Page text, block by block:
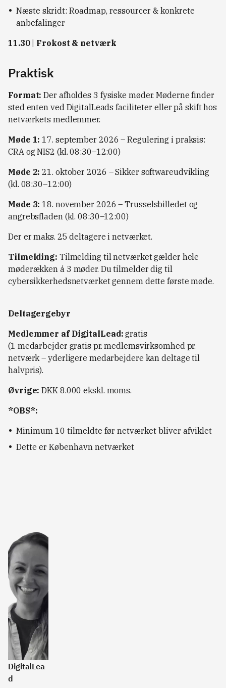
Næste skridt: Roadmap, ressourcer & konkrete
anbefalinger
11.30 | Frokost & netværk
Praktisk
Format:Der afholdes 3 fysiske møder. Møderne finder
sted enten ved DigitalLeads faciliteter eller på skift hos
netværkets medlemmer.
Møde 1:17. september 2026 – Regulering i praksis:
CRA og NIS2 (kl. 08:30–12:00)
Møde 2: 21. oktober 2026 – Sikker softwareudvikling
(kl. 08:30–12:00)
Møde 3: 18. november 2026 – Trusselsbilledet og
angrebsfladen (kl. 08:30–12:00)
Der er maks. 25 deltagere i netværket.
Tilmelding: Tilmelding til netværket gælder hele
møderækken á 3 møder. Du tilmelder dig til
cybersikkerhedsnetværket gennem dette første møde.
Deltagergebyr
Medlemmer af DigitalLead:gratis
(1 medarbejder gratis pr. medlemsvirksomhed pr.
netværk – yderligere medarbejdere kan deltage til
halvpris).
Øvrige: DKK 8.000 ekskl. moms.
*OBS*:
Minimum 10 tilmeldte før netværket bliver afviklet
Dette er København netværket
DigitalLea
d